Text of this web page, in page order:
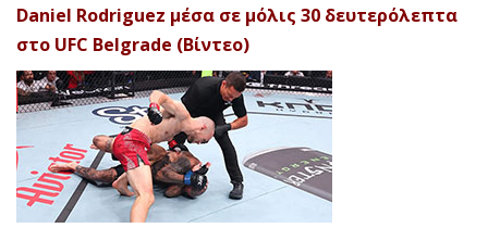
Daniel Rodriguez μέσα σε μόλις 30 δευτερόλεπτα
στο UFC Belgrade (Βίντεο)